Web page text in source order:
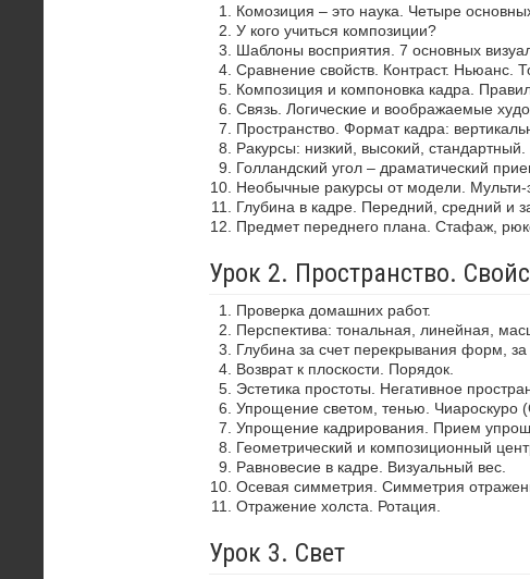
Комозиция – это наука. Четыре
У кого учиться композиции?
Шаблоны восприятия. 7 основных
Сравнение свойств. Контраст. Ньюанс.
Композиция и компоновка кадра.
Связь. Логические и воображаемые
Пространство. Формат кадра:
Ракурсы: низкий, высокий, стандартный.
Голландский угол – драматический
Необычные ракурсы от модели. Мульти-
Глубина в кадре. Передний, средний и
Предмет переднего плана. Стафаж,
Урок 2. Пространство.
Проверка домашних работ.
Перспектива: тональная, линейная,
Глубина за счет перекрывания форм, за
Возврат к плоскости. Порядок.
Эстетика простоты. Негативное
Упрощение светом, тенью. Чиароскуро
Упрощение кадрирования. Прием
Геометрический и композиционный
Равновесие в кадре. Визуальный вес.
Осевая симметрия. Симметрия
Отражение холста. Ротация.
Урок 3. Свет